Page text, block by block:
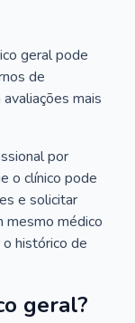
geral pode
de
mais
por
o clínico pode
e solicitar
mesmo médico
histórico de
geral?